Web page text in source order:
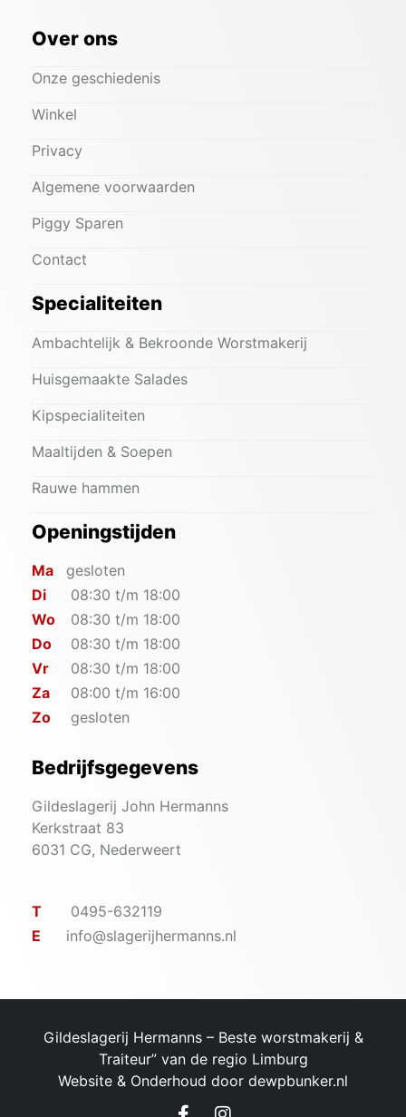
Over ons
Onze geschiedenis
Winkel
Privacy
Algemene voorwaarden
Piggy Sparen
Contact
Specialiteiten
Ambachtelijk & Bekroonde Worstmakerij
Huisgemaakte Salades
Kipspecialiteiten
Maaltijden & Soepen
Rauwe hammen
Openingstijden
Ma
gesloten
Di
08:30 t/m 18:00
Wo
08:30 t/m 18:00
Do
08:30 t/m 18:00
Vr
08:30 t/m 18:00
Za
08:00 t/m 16:00
Zo
gesloten
Bedrijfsgegevens
Gildeslagerij John Hermanns
Kerkstraat 83
6031 CG, Nederweert
T
0495-632119
E
info@slagerijhermanns.nl
Gildeslagerij Hermanns – ​Beste worstmakerij &
Traiteur” van de regio Limburg
Website & Onderhoud door dewpbunker.nl